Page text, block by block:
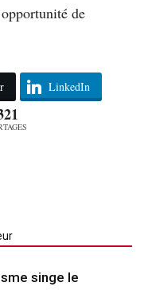
de
LinkedIn
singe le